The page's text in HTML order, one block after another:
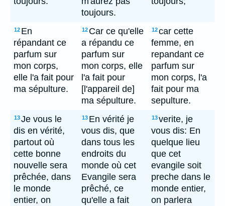
toujours.
12 En
répandant ce
parfum sur
mon corps,
elle l'a fait pour
ma sépulture.
12 Car ce qu'elle
a répandu ce
parfum sur
mon corps, elle
l'a fait pour
[l'appareil de]
ma sépulture.
12car cette
femme, en
repandant ce
parfum sur
mon corps, l'a
fait pour ma
sepulture.
13Je vous le
dis en vérité,
partout où
cette bonne
nouvelle sera
prêchée, dans
le monde
entier, on
13 En vérité je
vous dis, que
dans tous les
endroits du
monde où cet
Evangile sera
prêché, ce
qu'elle a fait
13verite, je
vous dis: En
quelque lieu
que cet
evangile soit
preche dans le
monde entier,
on parlera